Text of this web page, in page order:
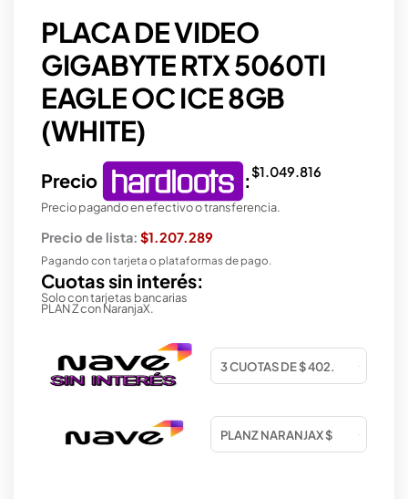
PLACA DE VIDEO
GIGABYTE RTX 5060TI
EAGLE OC ICE 8GB
(WHITE)
Precio :$1.049.816
Precio pagando en efectivo o transferencia.
Precio de lista: $1.207.289
Pagando con tarjeta o plataformas de pago.
Cuotas sin interés:
Solo con tarjetas bancarias
PLAN Z con NaranjaX.